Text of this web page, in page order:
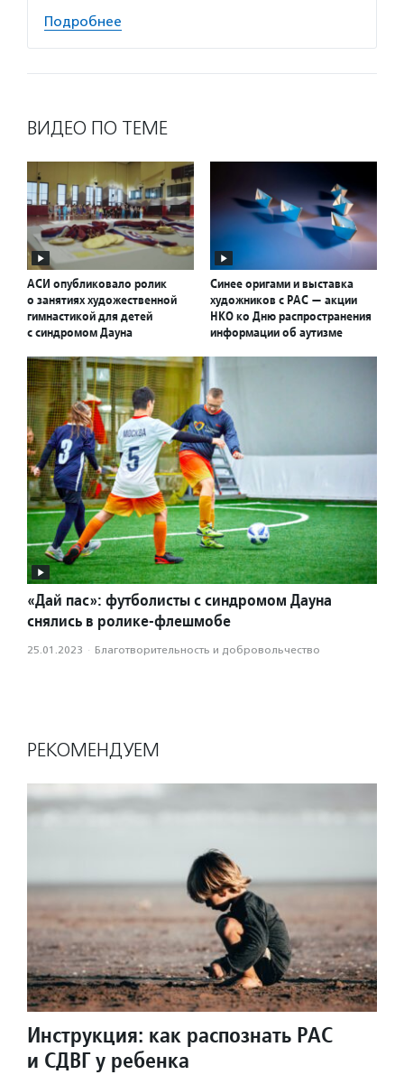
Подробнее
ВИДЕО ПО ТЕМЕ
АСИ опубликовало ролик
о занятиях художественной
гимнастикой для детей
с синдромом Дауна
Синее оригами и выставка
художников с РАС — акции
НКО ко Дню распространения
информации об аутизме
«Дай пас»: футболисты с синдромом Дауна
снялись в ролике-флешмобе
25.01.2023 · Благотвори­тель­ность и доброволь­чест­во
РЕКОМЕНДУЕМ
Инструкция: как распознать РАС
и СДВГ у ребенка